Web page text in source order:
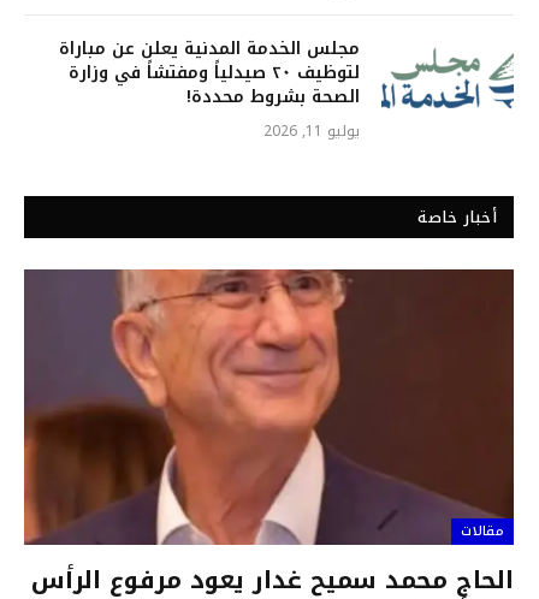
مجلس الخدمة المدنية يعلن عن مباراة
لتوظيف ٢٠ صيدلياً ومفتشاً في وزارة
الصحة بشروط محددة!
يوليو 11, 2026
أخبار خاصة
مقالات
الحاج محمد سميح غدار يعود مرفوع الرأس